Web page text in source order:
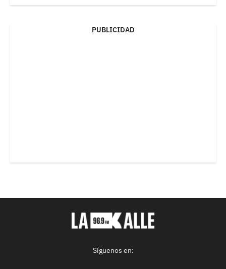
PUBLICIDAD
Síguenos en: